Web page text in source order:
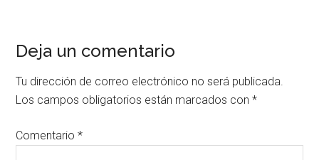
Deja un comentario
Tu dirección de correo electrónico no será publicada.
Los campos obligatorios están marcados con*
Comentario*